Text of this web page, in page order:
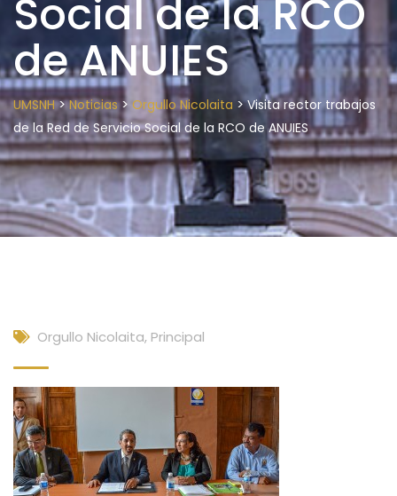
Social de la RCO
de ANUIES
UMSNH>Noticias> Orgullo Nicolaita >Visita rector trabajos
de la Red de Servicio Social de la RCO de ANUIES
Orgullo Nicolaita, Principal